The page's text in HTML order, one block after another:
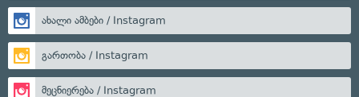
ახალი ამბები / Instagram
გართობა / Instagram
მეცნიერება / Instagram